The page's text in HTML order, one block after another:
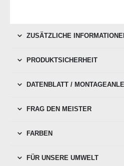
ZUSÄTZLICHE
PRODUKTSICHERHEIT
DATENBLATT /
FRAG DEN MEISTER
FARBEN
FÜR UNSERE UMWELT